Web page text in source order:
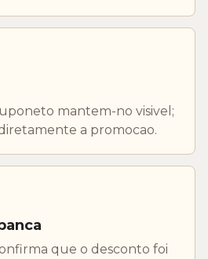
mantem-no visivel;
a promocao.
que o desconto foi